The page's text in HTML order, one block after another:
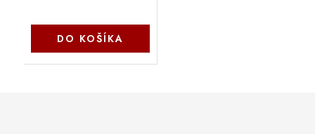
DO KOŠÍKA